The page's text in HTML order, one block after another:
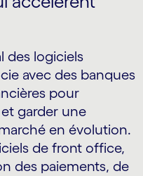
des logiciels
avec des banques
pour
garder une
en évolution.
de front office,
des paiements, de